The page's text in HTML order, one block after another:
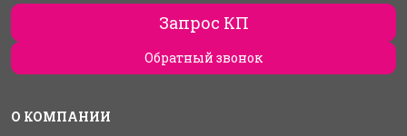
Запрос КП
Обратный звонок
О КОМПАНИИ